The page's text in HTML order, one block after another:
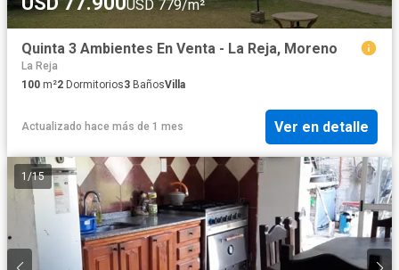
USD 779/m²
Quinta 3 Ambientes En Venta - La Reja, Moreno
La Reja
100 m²2 Dormitorios3 BañosVilla
Actualizado hace más de 1 mes Ver en detalle
1 /15